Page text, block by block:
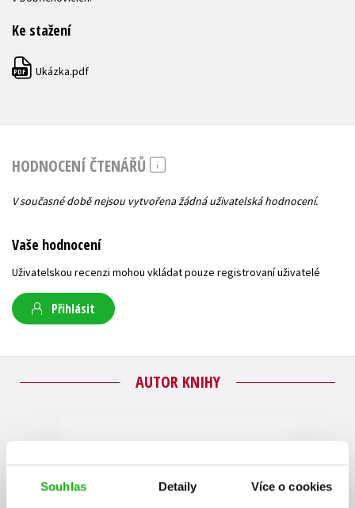
Souhlas Detaily Více o cookies
Ke stažení
PDF Ukázka.pdf
HODNOCENÍ ČTENÁŘŮ
V současné době nejsou vytvořena žádná uživatelská hodnocení.
Vaše hodnocení
Uživatelskou recenzi mohou vkládat pouze registrovaní uživatelé
Přihlásit
AUTOR KNIHY